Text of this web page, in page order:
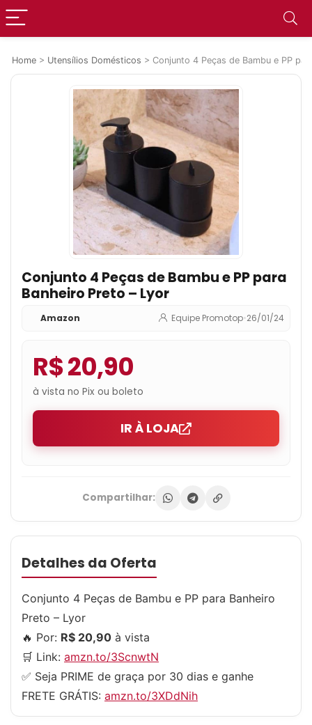
Home > Utensílios Domésticos > Conjunto 4 Peças de Bambu e PP
Conjunto 4 Peças de Bambu e PP para
Banheiro Preto – Lyor
Amazon Equipe Promotop•26/01/24
R$ 20,90
à vista no Pix ou boleto
IR À LOJA
Compartilhar:
Detalhes da Oferta
Conjunto 4 Peças de Bambu e PP para Banheiro
Preto – Lyor
🔥 Por: R$ 20,90 à vista
🛒 Link: amzn.to/3ScnwtN
✅ Seja PRIME de graça por 30 dias e ganhe
FRETE GRÁTIS: amzn.to/3XDdNih